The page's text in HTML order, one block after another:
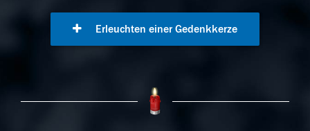
Erleuchten einer Gedenkkerze